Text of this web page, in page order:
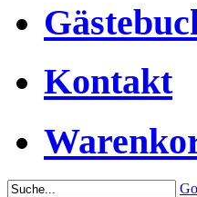
Kontakt
Go